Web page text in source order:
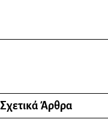
Σχετικά Άρθρα